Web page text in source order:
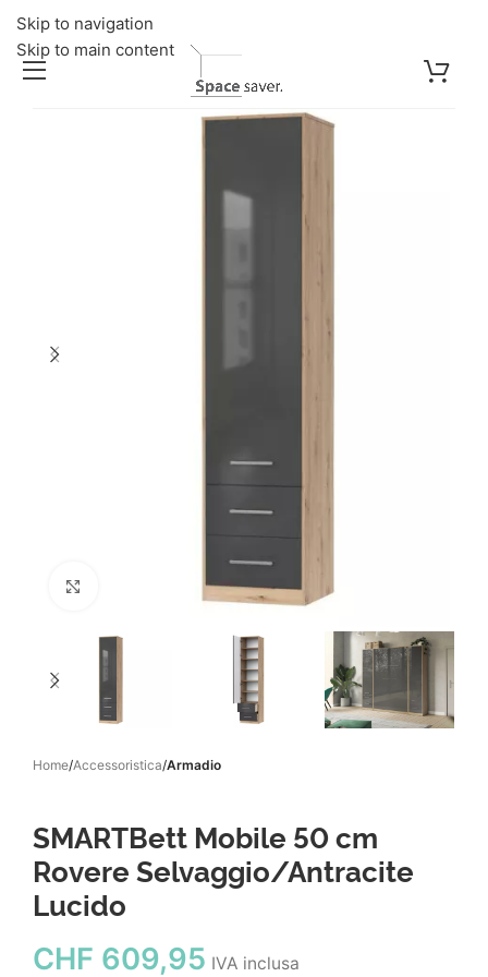
Skip to navigation
Skip to main content
Click to enlarge
Home Accessoristica Armadio
SMARTBett Mobile 50 cm
Rovere Selvaggio/Antracite
Lucido
CHF 609,95 IVA inclusa